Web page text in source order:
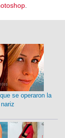
se operaron la
nariz